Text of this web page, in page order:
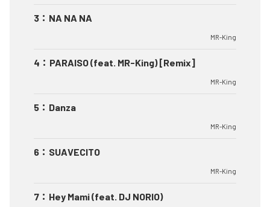
3 ： NA NA NA
MR-King
4 ： PARAISO (feat. MR-King) [Remix]
MR-King
5 ： Danza
MR-King
6 ： SUAVECITO
MR-King
7 ： Hey Mami (feat. DJ NORIO)